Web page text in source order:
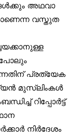
അഥവാ
വസ്തുത
പ്രത്യേക
മുസ്‌ലിംകൾ
റിപ്പോർട്ട്
നിർദേശം